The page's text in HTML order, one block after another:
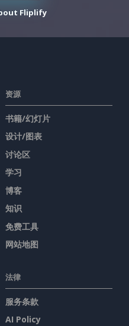
Fliplify
资源
书籍/幻灯片
设计/图表
讨论区
学习
博客
知识
免费工具
网站地图
法律
服务条款
AI Policy